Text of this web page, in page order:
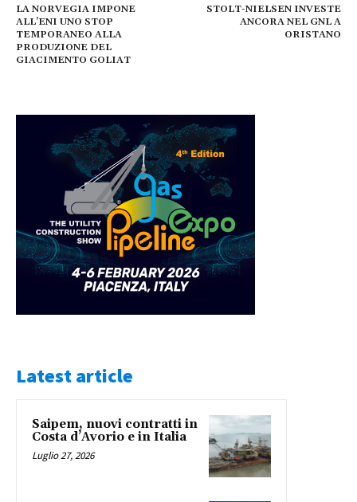
LA NORVEGIA IMPONE
ALL’ENI UNO STOP
TEMPORANEO ALLA
PRODUZIONE DEL
GIACIMENTO GOLIAT
STOLT-NIELSEN INVESTE
ANCORA NEL GNL A
ORISTANO
Latest article
Saipem, nuovi contratti in
Costa d’Avorio e in Italia
Luglio 27, 2026